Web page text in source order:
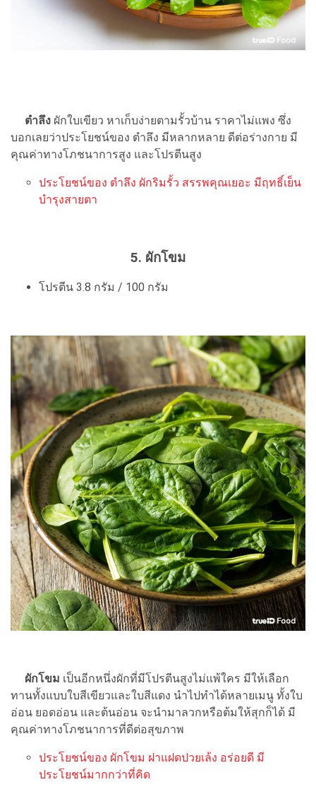
ตำลึง ผักใบเขียว หาเก็บง่ายตามรั้วบ้าน ราคาไม่แพง ซึ่ง
บอกเลยว่าประโยชน์ของ ตำลึง มีหลากหลาย ดีต่อร่างกาย มี
คุณค่าทางโภชนาการสูง และโปรตีนสูง
ประโยชน์ของ ตำลึง ผักริมรั้ว สรรพคุณเยอะ มีฤทธิ์เย็น
บำรุงสายตา
5. ผักโขม
โปรตีน 3.8 กรัม / 100 กรัม
ผักโขม เป็นอีกหนึ่งผักที่มีโปรตีนสูงไม่แพ้ใคร มีให้เลือก
ทานทั้งแบบใบสีเขียวและใบสีแดง นำไปทำได้หลายเมนู ทั้งใบ
อ่อน ยอดอ่อน และต้นอ่อน จะนำมาลวกหรือต้มให้สุกก็ได้ มี
คุณค่าทางโภชนาการที่ดีต่อสุขภาพ
ประโยชน์ของ ผักโขม ฝาแฝดปวยเล้ง อร่อยดี มี
ประโยชน์มากกว่าที่คิด